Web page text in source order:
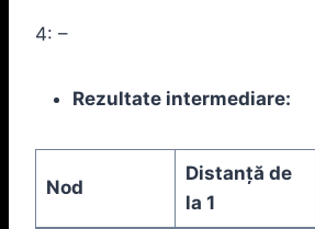
4: –
Rezultate intermediare:
Nod
Distanță de
la 1